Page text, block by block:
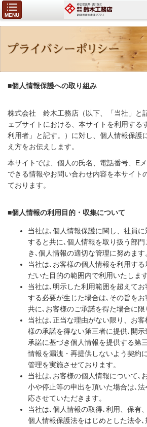
MENU
■個人情報保護への取り組み
株式会社 鈴木工務店（以下、「当社」と
ェブサイトにおける、本サイトを利用する
利用者」と記す。）に対し、個人情報保護
え方をお伝えします。
本サイトでは、個人の氏名、電話番号、E
できる情報やお問い合わせ内容を本サイト
ております。
■個人情報の利用目的・収集について
当社は､個人情報保護に関し、社員
すると共に､個人情報を取り扱う部
き､個人情報の適切な管理に努めます
当社は､お客様の個人情報を利用す
だいた目的の範囲内で利用いたします
当社は､明示した利用範囲を超えて
する必要が生じた場合は､その旨を
共に､お客様のご承諾を得た場合に限
当社は､正当な理由がない限り、お
様の承諾を得ない第三者に提供､開
承諾に基づき個人情報を提供する第
情報を漏洩・再提供しないよう契約
管理を実施させております。
当社は､お客様の個人情報について､
小や停止等の申出を頂いた場合は､
応させていただきます。
当社は､個人情報の取得､利用、保有
個人情報保護法をはじめとした法令